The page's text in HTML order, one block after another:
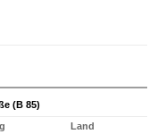
(B 85)
Land